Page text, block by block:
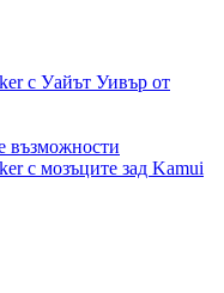
с Уайът Уивър от
възможности
с мозъците зад Kamui